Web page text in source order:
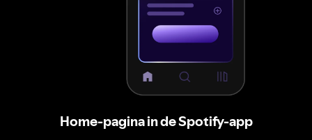
Home-pagina in de Spotify-app